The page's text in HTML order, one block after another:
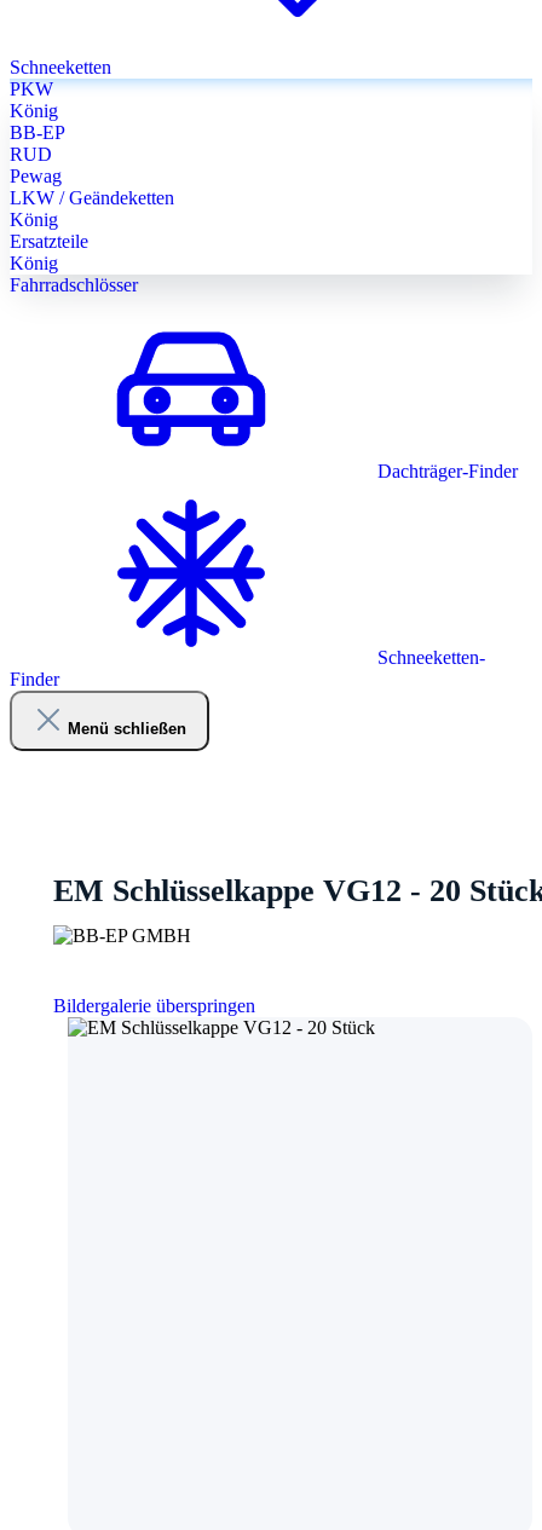
Schneeketten
PKW
König
BB-EP
RUD
Pewag
LKW / Geändeketten
König
Ersatzteile
König
Fahrradschlösser
Dachträger-Finder
Schneeketten-
Finder
Menü schließen
EM Schlüsselkappe VG12 - 20
Bildergalerie überspringen